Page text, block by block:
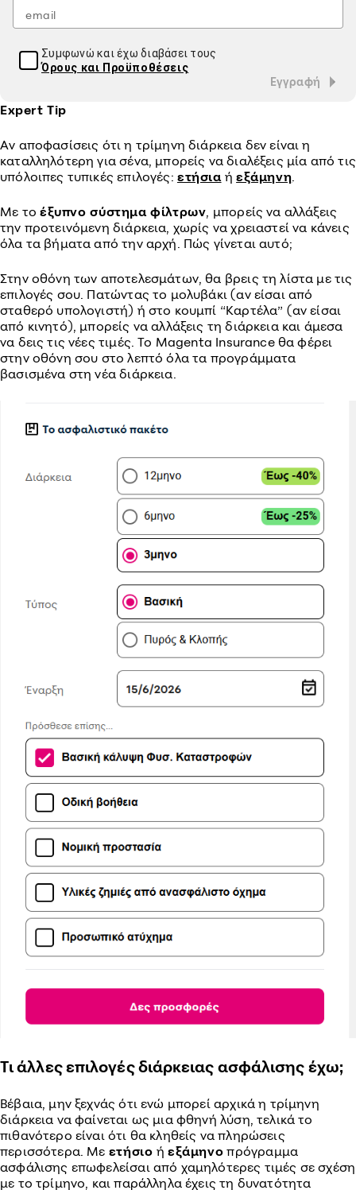
Συμφωνώ και έχω διαβάσει τους
Όρους και Προϋποθέσεις
Εγγραφή
Expert Tip
Αν αποφασίσεις ότι η τρίμηνη διάρκεια δεν είναι η
καταλληλότερη για σένα, μπορείς να διαλέξεις μία από τις
υπόλοιπες τυπικές επιλογές: ετήσιαήεξάμηνη.
Με τοέξυπνο σύστημα φίλτρων, μπορείς να αλλάξεις
την προτεινόμενη διάρκεια, χωρίς να χρειαστεί να κάνεις
όλα τα βήματα από την αρχή. Πώς γίνεται αυτό;
Στην οθόνη των αποτελεσμάτων, θα βρεις τη λίστα με τις
επιλογές σου. Πατώντας το μολυβάκι (αν είσαι από
σταθερό υπολογιστή) ή στο κουμπί “Καρτέλα” (αν είσαι
από κινητό), μπορείς να αλλάξεις τη διάρκεια και άμεσα
να δεις τις νέες τιμές. Το Magenta Insurance θα φέρει
στην οθόνη σου στο λεπτό όλα τα προγράμματα
βασισμένα στη νέα διάρκεια.
Τι άλλες επιλογές διάρκειας ασφάλισης έχω;
Βέβαια, μην ξεχνάς ότι ενώ μπορεί αρχικά η τρίμηνη
διάρκεια να φαίνεται ως μια φθηνή λύση, τελικά το
πιθανότερο είναι ότι θα κληθείς να πληρώσεις
περισσότερα. Με ετήσιο ήεξάμηνο πρόγραμμα
ασφάλισης επωφελείσαι από χαμηλότερες τιμές σε σχέση
με το τρίμηνο, και παράλληλα έχεις τη δυνατότητα